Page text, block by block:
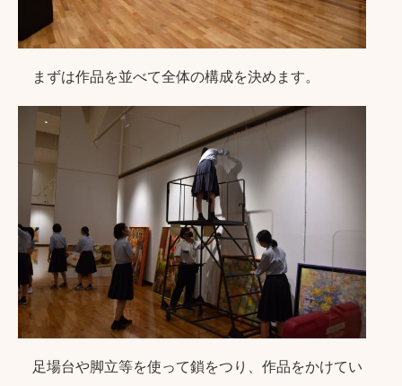
まずは作品を並べて全体の構成を決めます。
足場台や脚立等を使って鎖をつり、作品をかけてい